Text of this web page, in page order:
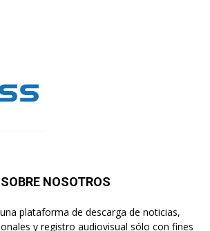
SOBRE NOSOTROS
plataforma de descarga de noticias,
y registro audiovisual sólo con fines